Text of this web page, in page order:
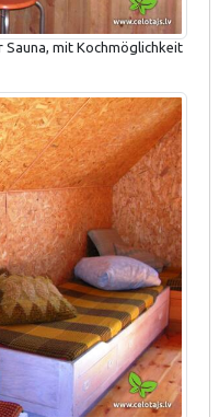
Sauna, mit Kochmöglichkeit